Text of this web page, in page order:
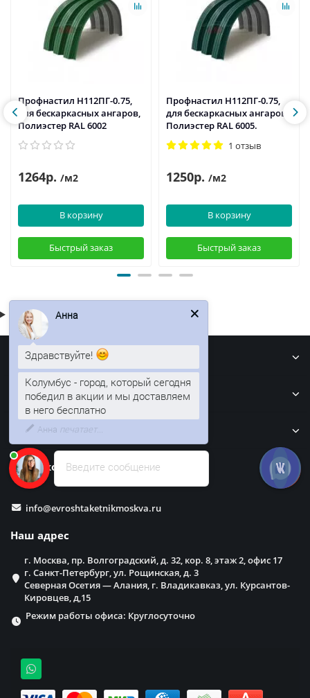
Профнастил H112ПГ-0.75,
для бескаркасных ангаров,
Полиэстер RAL 6002
1264р. /м2
В корзину
Быстрый заказ
Профнастил H112ПГ-0.75,
для бескаркасных ангаров,
Полиэстер RAL 6005.
1 отзыв
1250р. /м2
В корзину
Быстрый заказ
Информация
Кровля
Забор
Наши контакты
info@evroshtaketnikmoskva.ru
Наш адрес
г. Москва, пр. Волгоградский, д. 32, кор. 8, этаж 2, офис 17
г. Санкт-Петербург, ул. Рощинская, д. 3
Северная Осетия — Алания, г. Владикавказ, ул. Курсантов-
Кировцев, д,15
Режим работы офиса: Круглосуточно
Введите сообщение
Здравствуйте!
Колумбус - город, который сегодня
победил в акции и мы доставляем
в него бесплатно